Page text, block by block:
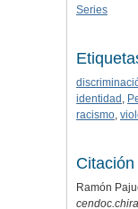
Series
identidad ,
racismo,
Citación
Ramón